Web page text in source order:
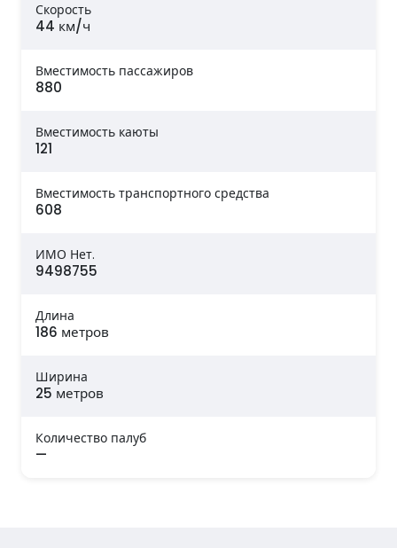
Скорость
44 км/ч
Вместимость пассажиров
880
Вместимость каюты
121
Вместимость транспортного средства
608
ИМО Нет.
9498755
Длина
186 метров
Ширина
25 метров
Количество палуб
—